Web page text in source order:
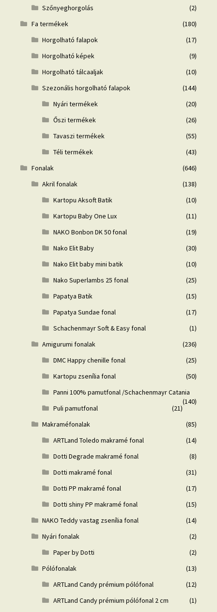
Szőnyeghorgolás
(2)
Fa termékek
(180)
Horgolható falapok
(17)
Horgolható képek
(9)
Horgolható tálcaaljak
(10)
Szezonális horgolható falapok
(144)
Nyári termékek
(20)
Őszi termékek
(26)
Tavaszi termékek
(55)
Téli termékek
(43)
Fonalak
(646)
Akril fonalak
(138)
Kartopu Aksoft Batik
(10)
Kartopu Baby One Lux
(11)
NAKO Bonbon DK 50 fonal
(19)
Nako Elit Baby
(30)
Nako Elit baby mini batik
(10)
Nako Superlambs 25 fonal
(25)
Papatya Batik
(15)
Papatya Sundae fonal
(17)
Schachenmayr Soft & Easy fonal
(1)
Amigurumi fonalak
(236)
DMC Happy chenille fonal
(25)
Kartopu zsenília fonal
(50)
Panni 100% pamutfonal /Schachenmayr Catania
(140)
Puli pamutfonal
(21)
Makraméfonalak
(85)
ARTLand Toledo makramé fonal
(14)
Dotti Degrade makramé fonal
(8)
Dotti makramé fonal
(31)
Dotti PP makramé fonal
(17)
Dotti shiny PP makramé fonal
(15)
NAKO Teddy vastag zsenília fonal
(14)
Nyári fonalak
(2)
Paper by Dotti
(2)
Pólófonalak
(13)
ARTLand Candy prémium pólófonal
(12)
ARTLand Candy prémium pólófonal 2 cm
(1)